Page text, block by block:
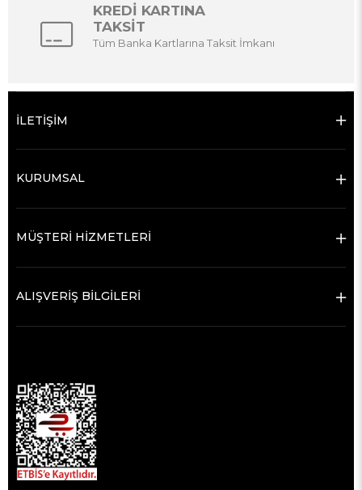
KREDİ KARTINA
TAKSİT
Tüm Banka Kartlarına Taksit İmkanı
İLETİŞİM
KURUMSAL
MÜŞTERİ HİZMETLERİ
ALIŞVERİŞ BİLGİLERİ